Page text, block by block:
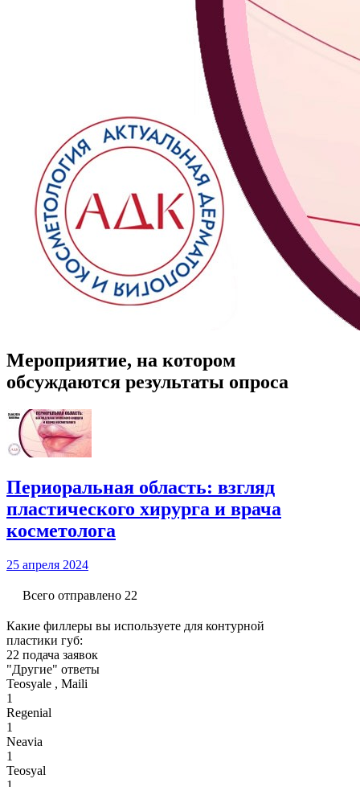
Мероприятие, на котором
обсуждаются результаты опроса
Периоральная область: взгляд
пластического хирурга и врача
косметолога
25 апреля 2024
Всего отправлено 22
Какие филлеры вы используете для контурной
пластики губ:
22 подача заявок
"Другие" ответы
Teosyale , Maili
1
Regenial
1
Neavia
1
Teosyal